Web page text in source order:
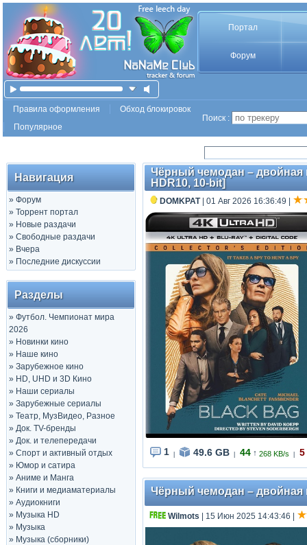
Портал
Форум
Правила оформления
Обход блокировок
Популярное
Поиск :
Навигация
» Форум
» Торрент портал
» Новые раздачи
» Свободные раздачи
» Вчера
» Последние дискуссии
Разделы
» Футбол. Чемпионат мира
2026
» Новинки кино
» Наше кино
» Зарубежное кино
» HD, UHD и 3D Кино
» Наши сериалы
» Зарубежные сериалы
» Театр, МузВидео, Разное
» Док. TV-бренды
» Док. и телепередачи
» Спорт и активный отдых
» Юмор и сатира
» Аниме и Манга
» Книги и медиаматериалы
» Аудиокниги
» Музыка HD
» Музыка
» Музыка (сборники)
Чёрный чемодан – двойная
HDR10, 10-bit]
DOMKPAT| 01 Авг 2026 16:36:49
1 49.6 GB 44 ↑ 268 KB/s 5
Чёрный чемодан – двойная
Wilmots | 15 Июн 2025 14:43:46